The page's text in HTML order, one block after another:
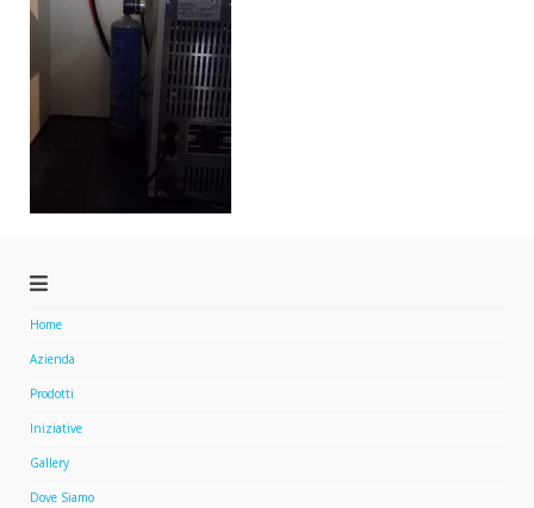
Home
Azienda
Prodotti
Iniziative
Gallery
Dove Siamo